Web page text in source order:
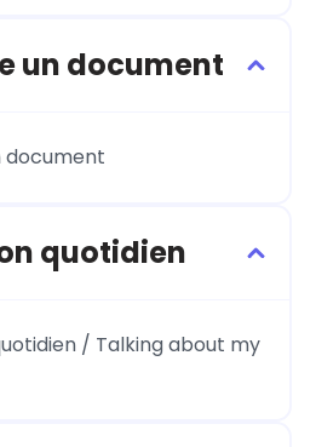
un document
document
quotidien
/ Talking about my